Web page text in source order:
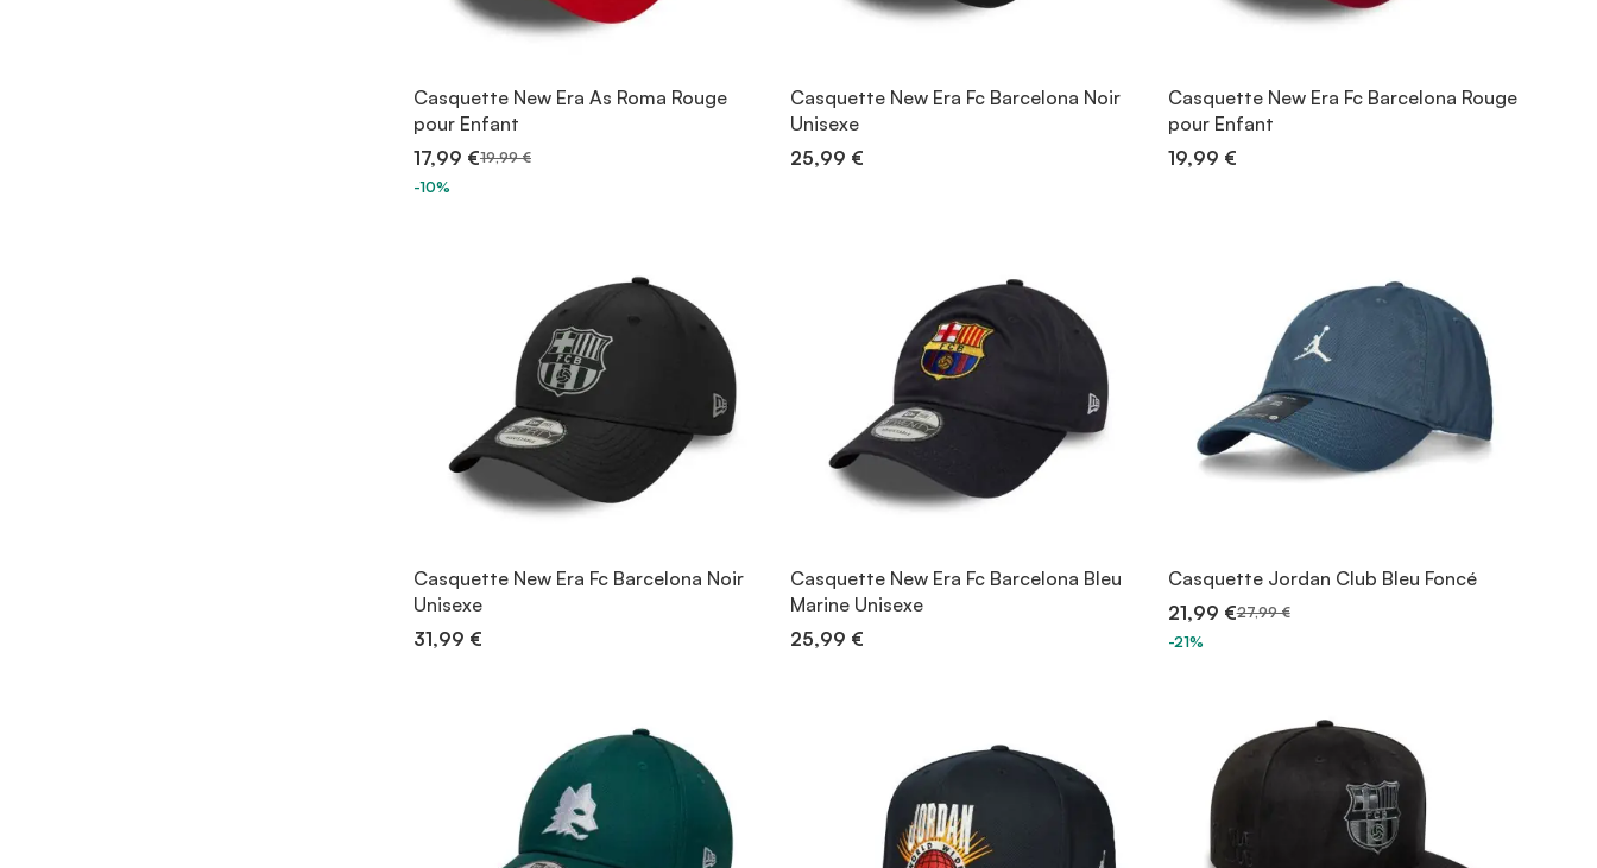
Casquette New Era As Roma Rouge
pour Enfant
17,99 €19,99 €
-10%
Casquette New Era Fc Barcelona Noir
Unisexe
25,99 €
Casquette New Era Fc Barcelona Rouge
pour Enfant
19,99 €
Casquette New Era Fc Barcelona Noir
Unisexe
31,99 €
Casquette New Era Fc Barcelona Bleu
Marine Unisexe
25,99 €
Casquette Jordan Club Bleu Foncé
21,99 €27,99 €
-21%